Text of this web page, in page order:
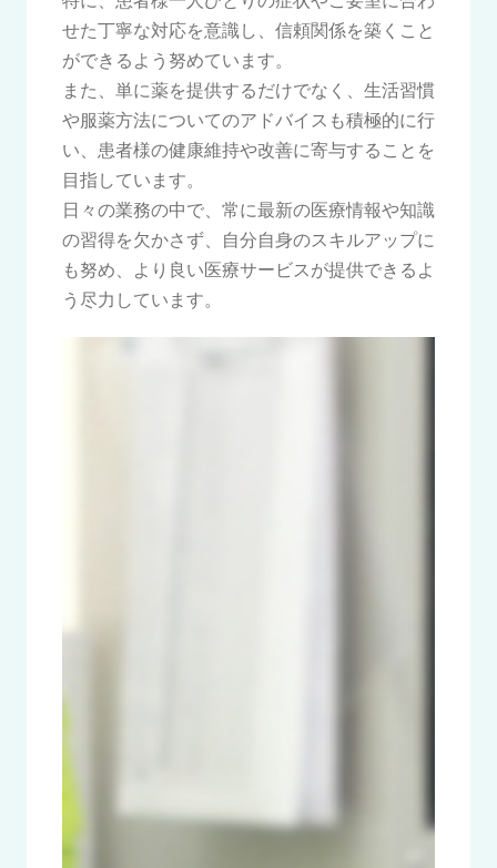
せた丁寧な対応を意識し、信頼関係を築くこと
ができるよう努めています。
また、単に薬を提供するだけでなく、生活習慣
や服薬方法についてのアドバイスも積極的に行
い、患者様の健康維持や改善に寄与することを
目指しています。
日々の業務の中で、常に最新の医療情報や知識
の習得を欠かさず、自分自身のスキルアップに
も努め、より良い医療サービスが提供できるよ
う尽力しています。